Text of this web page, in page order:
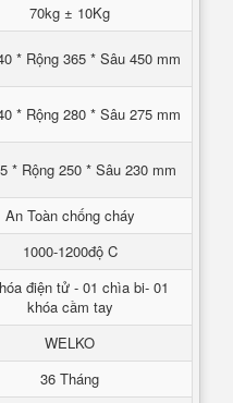
70kg ± 10Kg
* Rộng 365 * Sâu 450 mm
* Rộng 280 * Sâu 275 mm
* Rộng 250 * Sâu 230 mm
An Toàn chống cháy
1000-1200độ C
điện tử - 01 chìa bi- 01
khóa cầm tay
WELKO
36 Tháng